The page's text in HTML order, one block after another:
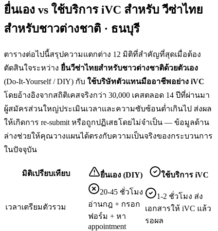
ยื่นเอง vs ใช้บริการ iVC สำหรับวีซ่าไทย
สำหรับชาวต่างชาติ · ธนบุรี
ตารางต่อไปนี้สรุปความแตกต่าง 12 มิติที่สำคัญที่สุดเมื่อต้อง
ตัดสินใจระหว่าง ยื่นวีซ่าไทยสำหรับชาวต่างชาติด้วยตัวเอง
(Do-It-Yourself / DIY) กับ ใช้บริษัทตัวแทนมืออาชีพอย่าง iVC
โดยอ้างอิงจากสถิติเคสจริงกว่า 30,000 เคสตลอด 14 ปีที่ผ่านมา
ผู้สมัครส่วนใหญ่ประเมินเวลาและความซับซ้อนต่ำเกินไป ส่งผล
ให้เกิดการ re-submit หรือถูกปฏิเสธโดยไม่จำเป็น — ข้อมูลด้าน
ล่างช่วยให้คุณวางแผนได้ตรงกับความเป็นจริงของกระบวนการ
ในปัจจุบัน
มิติเปรียบเทียบ ยื่นเอง (DIY) ใช้บริการ iVC
เวลาเตรียมตัวรวม
20-45 ชั่วโมง
อ่านกฎ + กรอก
ฟอร์ม + หา
appointment
1-2 ชั่วโมง ส่ง
เอกสารให้ iVC แล้ว
รอผล